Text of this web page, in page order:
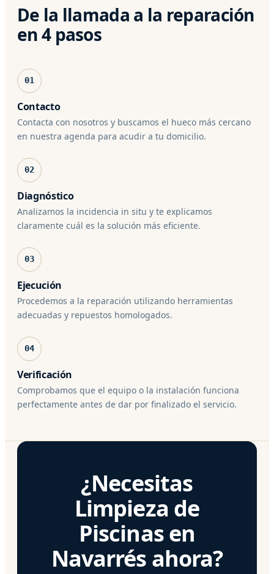
De la llamada a la reparación
en 4 pasos
01
Contacto
Contacta con nosotros y buscamos el hueco más cercano
en nuestra agenda para acudir a tu domicilio.
02
Diagnóstico
Analizamos la incidencia in situ y te explicamos
claramente cuál es la solución más eficiente.
03
Ejecución
Procedemos a la reparación utilizando herramientas
adecuadas y repuestos homologados.
04
Verificación
Comprobamos que el equipo o la instalación funciona
perfectamente antes de dar por finalizado el servicio.
¿Necesitas
Limpieza de
Piscinas en
Navarrés ahora?